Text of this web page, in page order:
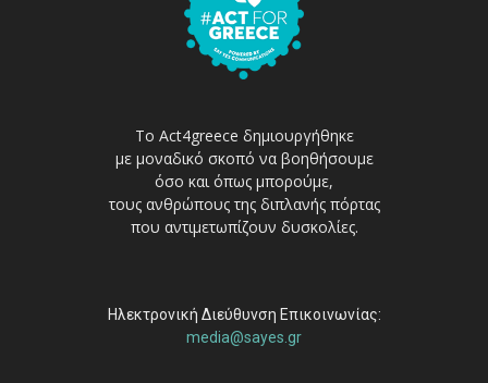
Το Act4greece δημιουργήθηκε
με μοναδικό σκοπό να βοηθήσουμε
όσο και όπως μπορούμε,
τους ανθρώπους της διπλανής πόρτας
που αντιμετωπίζουν δυσκολίες.
Ηλεκτρονική Διεύθυνση Επικοινωνίας:
media@sayes.gr